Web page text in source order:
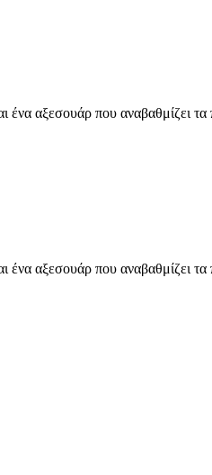
αξεσουάρ που αναβαθμίζει τα
αξεσουάρ που αναβαθμίζει τα